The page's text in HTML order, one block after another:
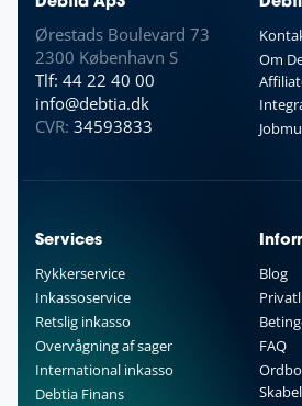
Ørestads Boulevard 73
2300 København S
Tlf: 44 22 40 00
info@debtia.dk
CVR: 34593833
Om
Services
Rykkerservice
Inkassoservice
Retslig inkasso
Overvågning af sager
International inkasso
Debtia Finans
Blog
FAQ